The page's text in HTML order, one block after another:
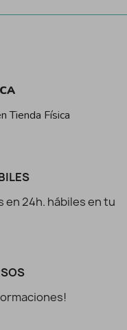
Tienda Física
en 24h. hábiles en tu